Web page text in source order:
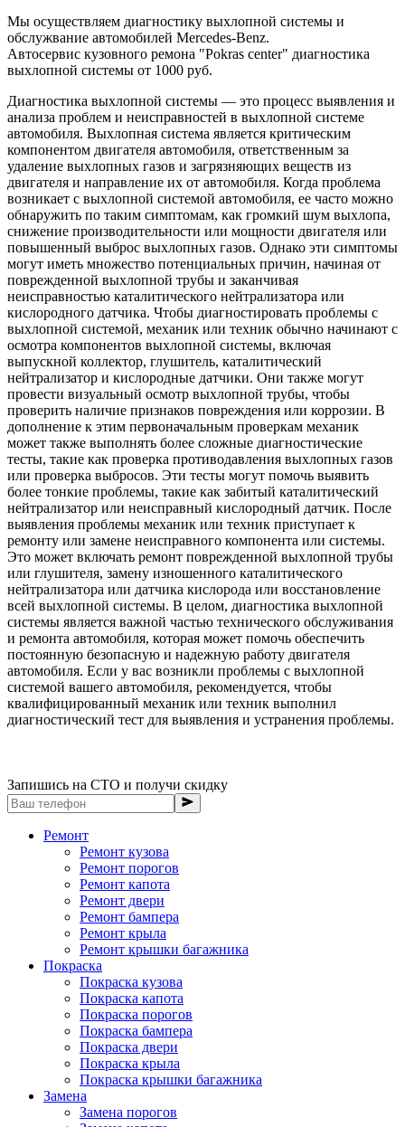
Мы осуществляем диагностику выхлопной системы и
обслужвание автомобилей Mercedes-Benz.
Автосервис кузовного ремона "Pokras center" диагностика
выхлопной системы от 1000 руб.
Диагностика выхлопной системы — это процесс выявления и
анализа проблем и неисправностей в выхлопной системе
автомобиля. Выхлопная система является критическим
компонентом двигателя автомобиля, ответственным за
удаление выхлопных газов и загрязняющих веществ из
двигателя и направление их от автомобиля. Когда проблема
возникает с выхлопной системой автомобиля, ее часто можно
обнаружить по таким симптомам, как громкий шум выхлопа,
снижение производительности или мощности двигателя или
повышенный выброс выхлопных газов. Однако эти симптомы
могут иметь множество потенциальных причин, начиная от
поврежденной выхлопной трубы и заканчивая
неисправностью каталитического нейтрализатора или
кислородного датчика. Чтобы диагностировать проблемы с
выхлопной системой, механик или техник обычно начинают с
осмотра компонентов выхлопной системы, включая
выпускной коллектор, глушитель, каталитический
нейтрализатор и кислородные датчики. Они также могут
провести визуальный осмотр выхлопной трубы, чтобы
проверить наличие признаков повреждения или коррозии. В
дополнение к этим первоначальным проверкам механик
может также выполнять более сложные диагностические
тесты, такие как проверка противодавления выхлопных газов
или проверка выбросов. Эти тесты могут помочь выявить
более тонкие проблемы, такие как забитый каталитический
нейтрализатор или неисправный кислородный датчик. После
выявления проблемы механик или техник приступает к
ремонту или замене неисправного компонента или системы.
Это может включать ремонт поврежденной выхлопной трубы
или глушителя, замену изношенного каталитического
нейтрализатора или датчика кислорода или восстановление
всей выхлопной системы. В целом, диагностика выхлопной
системы является важной частью технического обслуживания
и ремонта автомобиля, которая может помочь обеспечить
постоянную безопасную и надежную работу двигателя
автомобиля. Если у вас возникли проблемы с выхлопной
системой вашего автомобиля, рекомендуется, чтобы
квалифицированный механик или техник выполнил
диагностический тест для выявления и устранения проблемы.
Запишись на СТО и получи скидку
Ремонт
Ремонт кузова
Ремонт порогов
Ремонт капота
Ремонт двери
Ремонт бампера
Ремонт крыла
Ремонт крышки багажника
Покраска
Покраска кузова
Покраска капота
Покраска порогов
Покраска бампера
Покраска двери
Покраска крыла
Покраска крышки багажника
Замена
Замена порогов